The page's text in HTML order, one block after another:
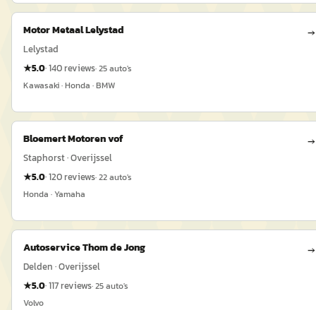
Motor Metaal Lelystad →
Lelystad
★5.0·140reviews·25auto's
Kawasaki · Honda · BMW
Bloemert Motoren vof →
Staphorst · Overijssel
★5.0·120reviews·22auto's
Honda · Yamaha
Autoservice Thom de Jong →
Delden · Overijssel
★5.0·117reviews·25auto's
Volvo